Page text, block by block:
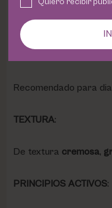
INDICACIONES
Indicado para
Recomendado para
TEXTURA:
De textura cremosa,
PRINCIPIOS ACTIVOS: